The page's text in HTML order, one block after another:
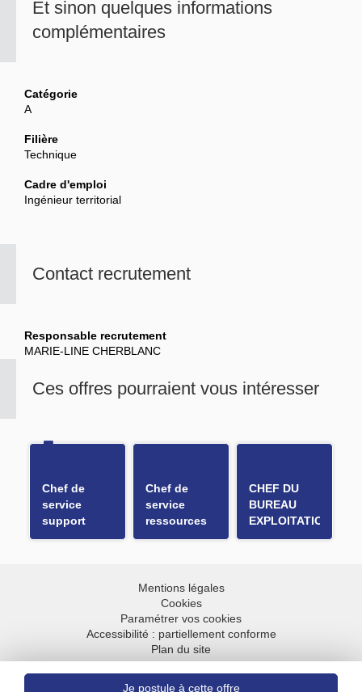
Et sinon quelques informations
complémentaires
Catégorie
A
Filière
Technique
Cadre d'emploi
Ingénieur territorial
Contact recrutement
Responsable recrutement
MARIE-LINE CHERBLANC
Ces offres pourraient vous intéresser
Chef de
service
support
utilisateurs
Chef de
service
ressources
H/F
CHEF DU
BUREAU
EXPLOITATION
DOMAINE
ROUTIERE
Mentions légales
Cookies
Paramétrer vos cookies
Accessibilité : partiellement conforme
Plan du site
Aller en haut